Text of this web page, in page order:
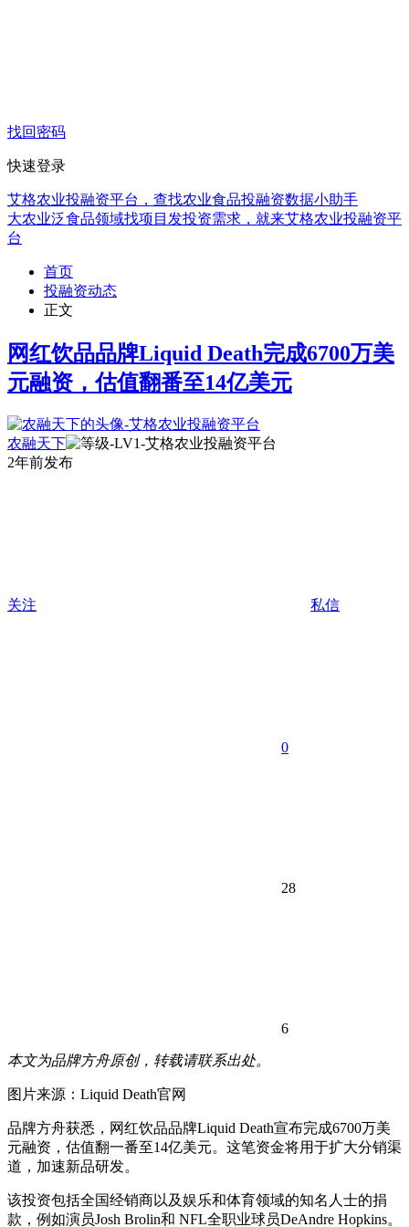
找回密码
快速登录
艾格农业投融资平台，查找农业食品投融资数据小助手
大农业泛食品领域找项目发投资需求，就来艾格农业投融资平
台
首页
投融资动态
正文
网红饮品品牌Liquid Death完成6700万美
元融资，估值翻番至14亿美元
农融天下
2年前发布
关注 私信
0
28
6
本文为品牌方舟原创，转载请联系出处。
图片来源：Liquid Death官网
品牌方舟获悉，网红饮品品牌Liquid Death宣布完成6700万美
元融资，估值翻一番至14亿美元。这笔资金将用于扩大分销渠
道，加速新品研发。
该投资包括全国经销商以及娱乐和体育领域的知名人士的捐
款，例如演员Josh Brolin和 NFL全职业球员DeAndre Hopkins。